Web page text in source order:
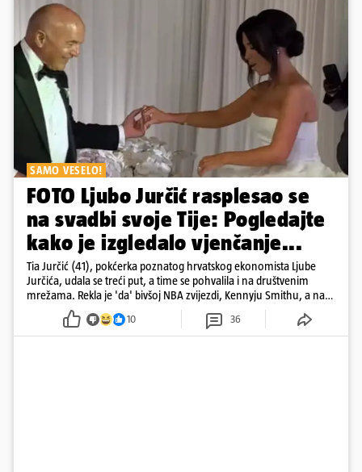
SAMO VESELO!
FOTO Ljubo Jurčić rasplesao se
na svadbi svoje Tije: Pogledajte
kako je izgledalo vjenčanje...
Tia Jurčić (41), pokćerka poznatog hrvatskog ekonomista Ljube
Jurčića, udala se treći put, a time se pohvalila i na društvenim
mrežama. Rekla je 'da' bivšoj NBA zvijezdi, Kennyju Smithu, a na
snimkama i fotografijama je pokazala vesele trenutke s vjenčanja
10 36